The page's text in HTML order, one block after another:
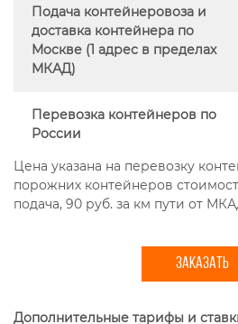
Подача контейнеровоза и
доставка контейнера по
Москве (1 адрес в пределах
МКАД)
Перевозка контейнеров по
России
Цена указана на перевозку
порожних контейнеров
подача, 90 руб. за км пути от
ЗАКАЗАТЬ
Дополнительные тарифы и